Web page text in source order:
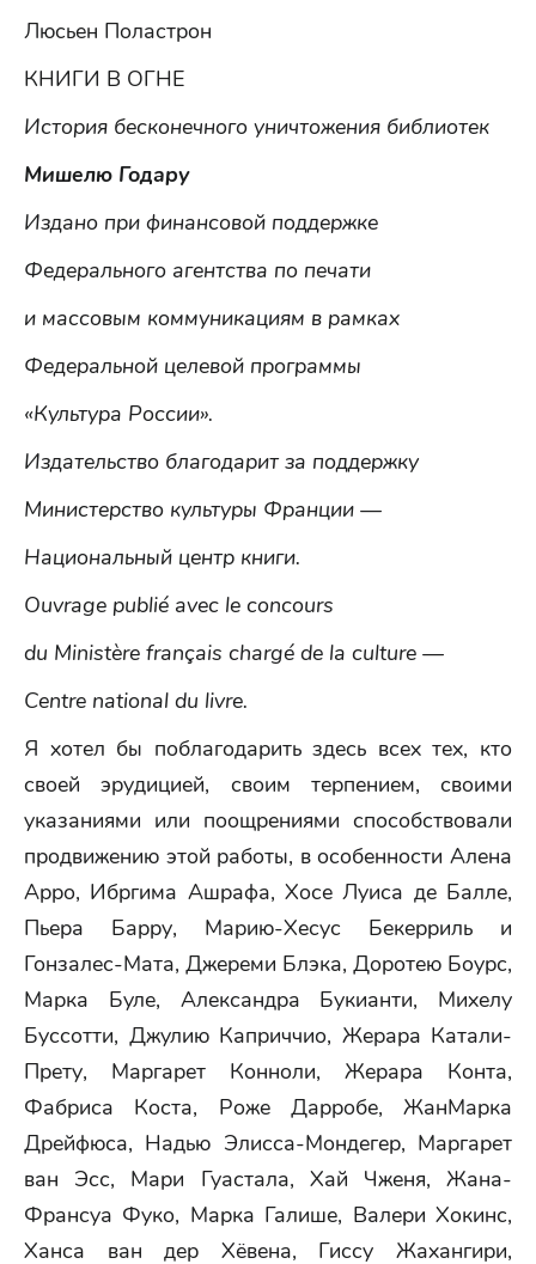
Люсьен Поластрон
КНИГИ В ОГНЕ
История бесконечного уничтожения библиотек
Мишелю Годару
Издано при финансовой поддержке
Федерального агентства по печати
и массовым коммуникациям в рамках
Федеральной целевой программы
«Культура России».
Издательство благодарит за поддержку
Министерство культуры Франции —
Национальный центр книги.
Ouvrage publié avec le concours
du Ministère français chargé de la culture —
Centre national du livre.
Я хотел бы поблагодарить здесь всех тех, кто
своей эрудицией, своим терпением, своими
указаниями или поощрениями способствовали
продвижению этой работы, в особенности Алена
Арро, Ибргима Ашрафа, Хосе Луиса де Балле,
Пьера Барру, Марию-Хесус Бекерриль и
Гонзалес-Мата, Джереми Блэка, Доротею Боурс,
Марка Буле, Александра Букианти, Михелу
Буссотти, Джулию Каприччио, Жерара Катали-
Прету, Маргарет Конноли, Жерара Конта,
Фабриса Коста, Роже Дарробе, ЖанМарка
Дрейфюса, Надью Элисса-Мондегер, Маргарет
ван Эсс, Мари Гуастала, Хай Чженя, Жана-
Франсуа Фуко, Марка Галише, Валери Хокинс,
Ханса ван дер Хёвена, Гиссу Жахангири,